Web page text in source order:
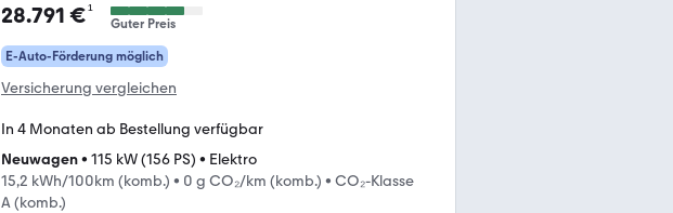
28.791 €¹
Guter Preis
E-Auto-Förderung möglich
Versicherung vergleichen
In 4 Monaten ab Bestellung verfügbar
Neuwagen• 115 kW (156 PS) • Elektro
15,2 kWh/100km (komb.) • 0 g CO₂/km (komb.) • CO₂-Klasse
A (komb.)